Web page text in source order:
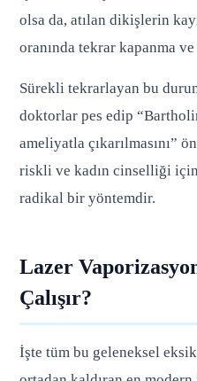
olsa da, atılan dikişlerin
oranında tekrar kapanma
Sürekli tekrarlayan bu
doktorlar pes edip
ameliyatla çıkarılmasını”
riskli ve kadın cinselliği için
radikal bir yöntemdir.
Lazer
Çalışır?
İşte tüm bu geleneksel